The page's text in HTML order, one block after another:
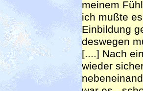
meinem
ich mußte
Einbildung
deswegen
[....] Nach
wieder